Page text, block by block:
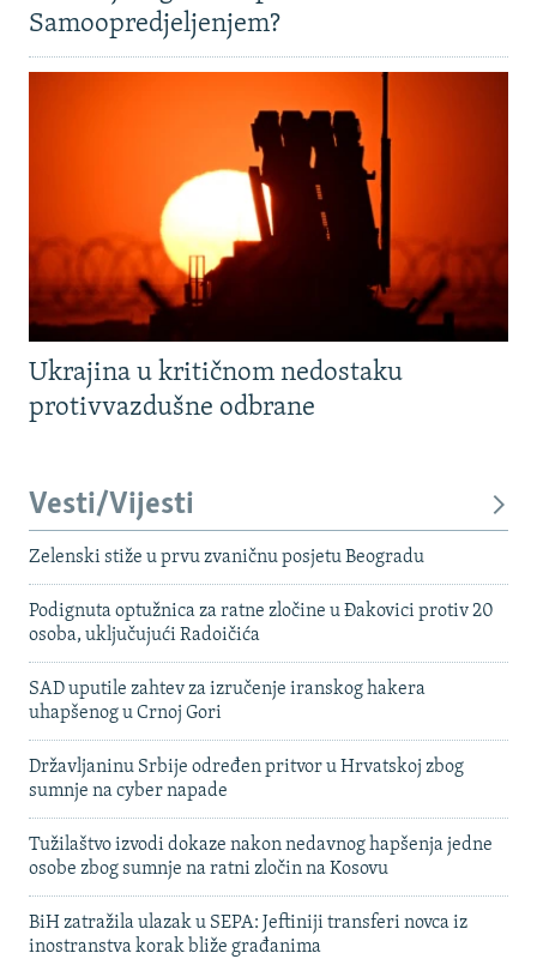
Samoopredjeljenjem?
Ukrajina u kritičnom nedostaku
protivvazdušne odbrane
Vesti/Vijesti
Zelenski stiže u prvu zvaničnu posjetu Beogradu
Podignuta optužnica za ratne zločine u Đakovici protiv 20
osoba, uključujući Radoičića
SAD uputile zahtev za izručenje iranskog hakera
uhapšenog u Crnoj Gori
Državljaninu Srbije određen pritvor u Hrvatskoj zbog
sumnje na cyber napade
Tužilaštvo izvodi dokaze nakon nedavnog hapšenja jedne
osobe zbog sumnje na ratni zločin na Kosovu
BiH zatražila ulazak u SEPA: Jeftiniji transferi novca iz
inostranstva korak bliže građanima